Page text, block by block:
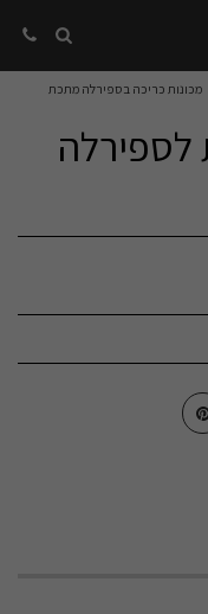
מכונות כריכה בספירלה מתכת
לספירלה